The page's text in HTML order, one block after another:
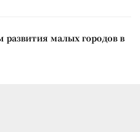
малых городов в